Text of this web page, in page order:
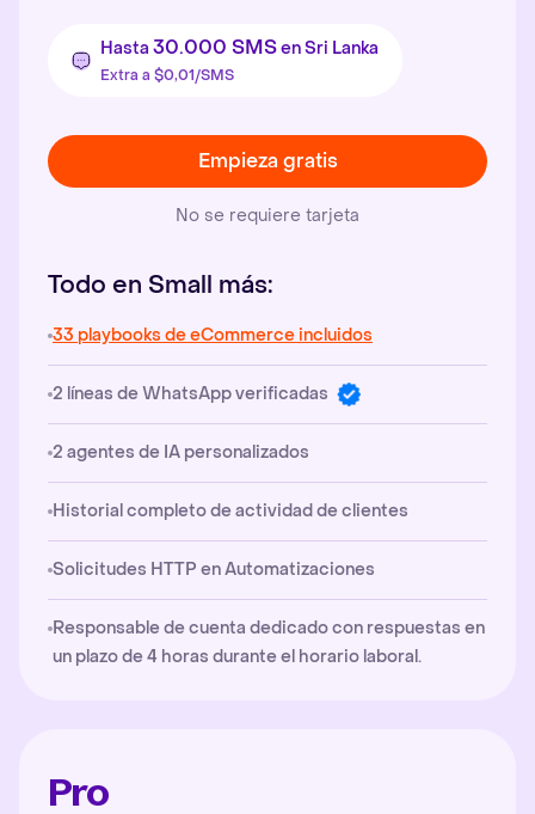
Hasta 30.000 SMSen Sri Lanka
Extra a $0,01/SMS
Empieza gratis
No se requiere tarjeta
Todo en Small más:
33 playbooks de eCommerce incluidos
2 líneas de WhatsApp verificadas
2 agentes de IA personalizados
Historial completo de actividad de clientes
Solicitudes HTTP en Automatizaciones
Responsable de cuenta dedicado con respuestas en
un plazo de 4 horas durante el horario laboral.
Pro